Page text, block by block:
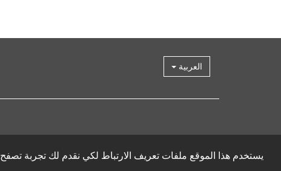
يستخدم هذا الموقع ملفات تعريف الارتباط لكي نقدم لك تجربة
العربية